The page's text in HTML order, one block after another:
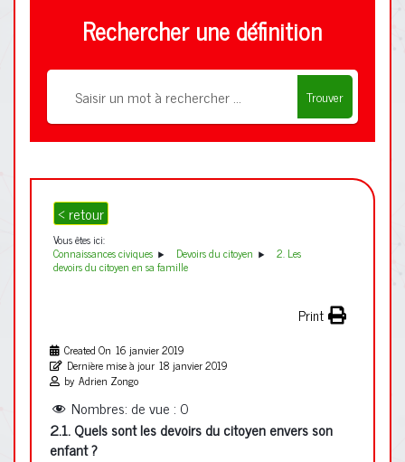
Rechercher une définition
Trouver
< retour
Vous êtes ici:
Connaissances civiques Devoirs du citoyen 2. Les
devoirs du citoyen en sa famille
Print
Created On 16 janvier 2019
Dernière mise à jour 18 janvier 2019
by Adrien Zongo
Nombres: de vue : 0
2.1. Quels sont les devoirs du citoyen envers son
enfant ?